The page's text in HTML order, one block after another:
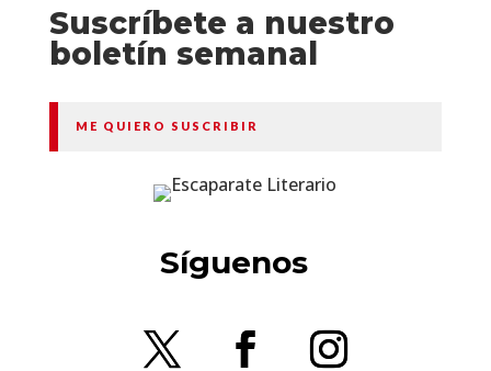
Suscríbete a nuestro
boletín semanal
ME QUIERO SUSCRIBIR
Síguenos